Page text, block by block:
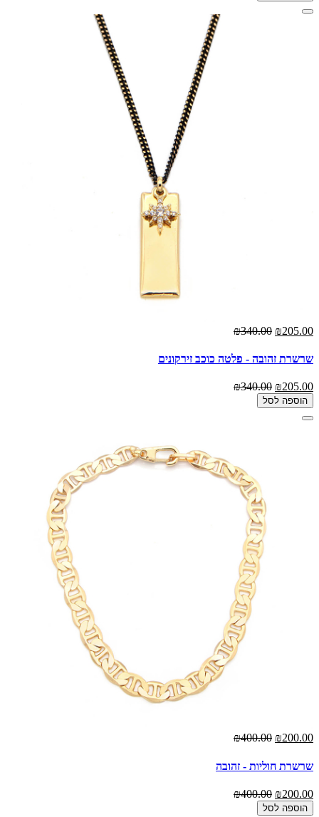
₪205.00
₪340.00
שרשרת זהובה - פלטה כוכב זירקונים
₪205.00
₪340.00
הוספה לסל
₪200.00
₪400.00
שרשרת חוליות - זהובה
₪200.00
₪400.00
הוספה לסל